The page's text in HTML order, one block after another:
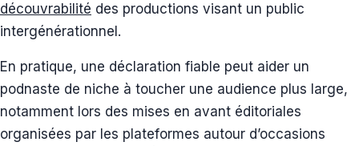
découvrabilité des productions visant un public
intergénérationnel.
En pratique, une déclaration fiable peut aider un
podnaste de niche à toucher une audience plus large,
notamment lors des mises en avant éditoriales
organisées par les plateformes autour d’occasions